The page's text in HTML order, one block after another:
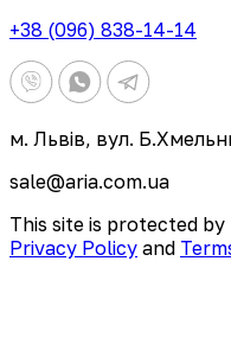
+38 (096) 838-14-14
м. Львів, вул.
sale@aria.com.ua
This site is protected by
Privacy Policy and